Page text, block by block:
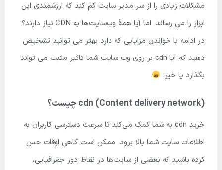
مشکلات زیادی را از سر مدیر سایت کم کند که ارزشمندی این
ابزار را می رساند. اما آیا همۀ وب‌سایت‌ها به CDN نیاز دارند؟
در ادامه با خواندن مزایایی که دارد بهتر می توانید تشخیص
دهید که آیا cdn بر روی وب سایت شما تاثیر مثبت می تواند
بگذارد یا خیر.
cdn (Content delivery network) چیست؟
خرید cdn به شما کمک می‌کند تا سرعت دسترسی کاربران به
اطلاعات سایت شما بالا برود. ممکن است گاهی اوقات حس
کرده باشید که بعضی از سایت‌ها در نقاط دور جغرافیایی،